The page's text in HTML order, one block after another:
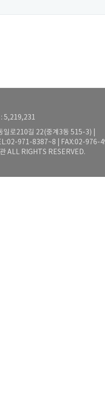
5,219,231
일로210길 22(중계3동 515-3) |
971-8387~8 | FAX:02-976-
ALL RIGHTS RESERVED.